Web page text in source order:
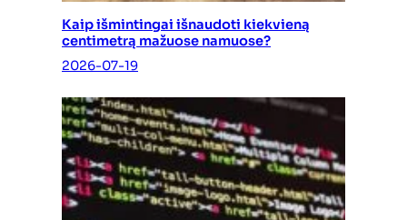
Kaip išmintingai išnaudoti kiekvieną
centimetrą mažuose namuose?
2026-07-19